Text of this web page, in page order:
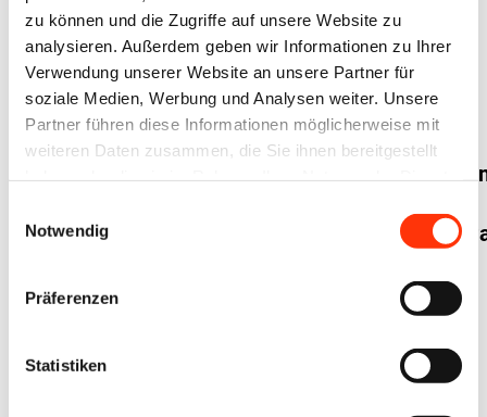
zu können und die Zugriffe auf unsere Website zu
analysieren. Außerdem geben wir Informationen zu Ihrer
Verwendung unserer Website an unsere Partner für
soziale Medien, Werbung und Analysen weiter. Unsere
Partner führen diese Informationen möglicherweise mit
weiteren Daten zusammen, die Sie ihnen bereitgestellt
Notwendig
Präferenzen
Statistiken
Wirtschaftspolitik
Außenhandel:
Antidumping-/
chinesische
Feinpapiere
bestehen
News / Presse /
Mitgliederinformationen
Wirtschaftspolitik
Umwelt und